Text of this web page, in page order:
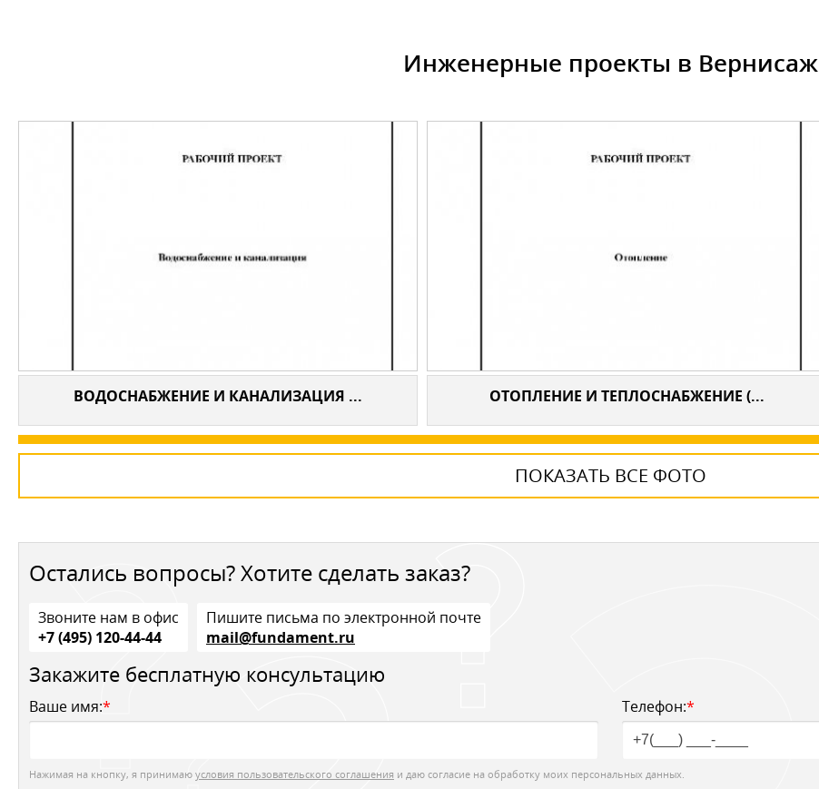
Инженерные проекты в Вернисаж
ВОДОСНАБЖЕНИЕ И КАНАЛИЗАЦИЯ ... ОТОПЛЕНИЕ И ТЕПЛОСНАБЖЕНИЕ (...
ПОКАЗАТЬ ВСЕ ФОТО
Остались вопросы? Хотите сделать заказ?
Звоните нам в офис
+7 (495) 120-44-44
Пишите письма по электронной почте
mail@fundament.ru
Закажите бесплатную консультацию
Ваше имя:* Телефон:*
Нажимая на кнопку, я принимаю условия пользовательского соглашения и даю согласие на обработку моих персональных данных.